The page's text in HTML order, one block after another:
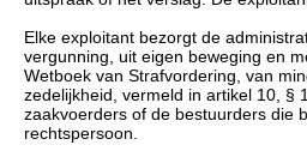
Elke exploitant bezorgt de
vergunning, uit eigen beweging en
Wetboek van Strafvordering, van
zedelijkheid, vermeld in artikel 10, §
zaakvoerders of de bestuurders die
rechtspersoon.